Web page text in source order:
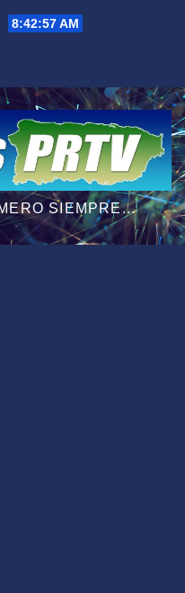
8:42:58 AM
SIEMPRE...